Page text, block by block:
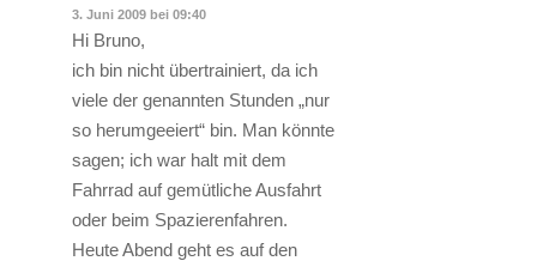
3. Juni 2009 bei 09:40
Hi Bruno,
ich bin nicht übertrainiert, da ich
viele der genannten Stunden „nur
so herumgeeiert“ bin. Man könnte
sagen; ich war halt mit dem
Fahrrad auf gemütliche Ausfahrt
oder beim Spazierenfahren.
Heute Abend geht es auf den